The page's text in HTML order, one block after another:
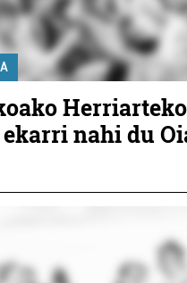
nahi du